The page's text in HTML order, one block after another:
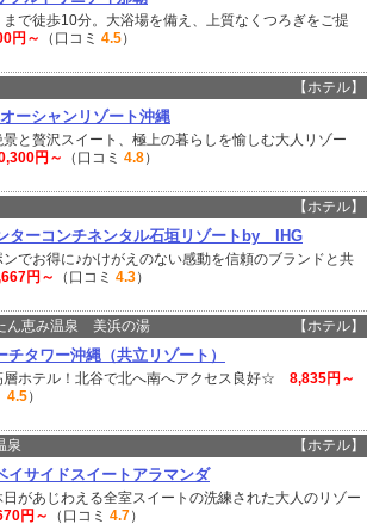
まで徒歩10分。大浴場を備え、上質なくつろぎをご提
円～ （口コミ 4.5）
【ホテル】
ーシャンリゾート沖縄
と贅沢スイート、極上の暮らしを愉しむ大人リゾー
円～ （口コミ 4.8）
【ホテル】
ターコンチネンタル石垣リゾートby IHG
でお得に♪かけがえのない感動を信頼のブランドと共
円～ （口コミ 4.3）
ん恵み温泉 美浜の湯 【ホテル】
チタワー沖縄（共立リゾート）
層ホテル！北谷で北へ南へアクセス良好☆ 8,835円～
4.5）
泉 【ホテル】
イサイドスイートアラマンダ
があじわえる全室スイートの洗練された大人のリゾー
円～ （口コミ 4.7）